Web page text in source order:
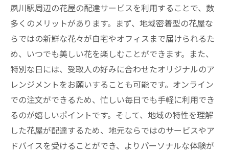
夙川駅周辺の花屋の配達サービスを利用することで、数
多くのメリットがあります。まず、地域密着型の花屋な
らではの新鮮な花々が自宅やオフィスまで届けられるた
め、いつでも美しい花を楽しむことができます。また、
特別な日には、受取人の好みに合わせたオリジナルのア
レンジメントをお願いすることも可能です。オンライン
での注文ができるため、忙しい毎日でも手軽に利用でき
るのが嬉しいポイントです。そして、地域の特性を理解
した花屋が配達するため、地元ならではのサービスやア
ドバイスを受けることができ、よりパーソナルな体験が